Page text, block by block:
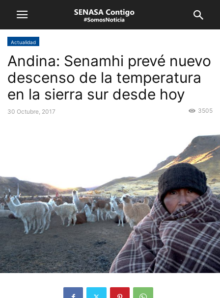
Actualidad
Andina: Senamhi prevé nuevo
descenso de la temperatura
en la sierra sur desde hoy
30 Octubre, 2017 3505